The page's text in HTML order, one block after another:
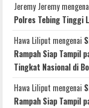
Jeremy Jeremy
Polres Tebing Tinggi
Hawa Liliput mengenai
Rampah Siap Tampil
Tingkat Nasional di
Hawa Liliput mengenai
Rampah Siap Tampil